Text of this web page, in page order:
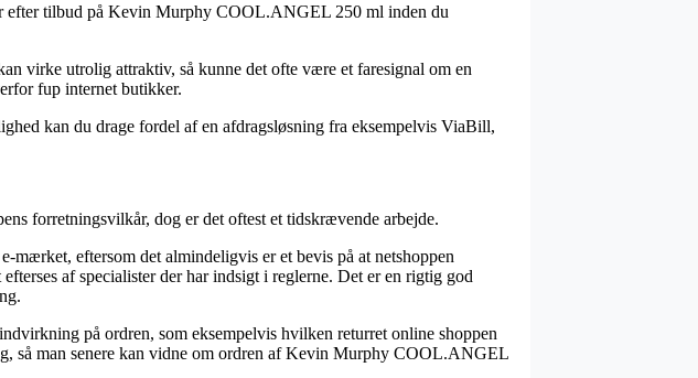
efter tilbud på Kevin Murphy COOL.ANGEL 250 ml inden du
virke utrolig attraktiv, så kunne det ofte være et faresignal om en
fup internet butikker.
kan du drage fordel af en afdragsløsning fra eksempelvis ViaBill,
forretningsvilkår, dog er det oftest et tidskrævende arbejde.
mærket, eftersom det almindeligvis er et bevis på at netshoppen
af specialister der har indsigt i reglerne. Det er en rigtig god
på ordren, som eksempelvis hvilken returret online shoppen
så man senere kan vidne om ordren af Kevin Murphy COOL.ANGEL